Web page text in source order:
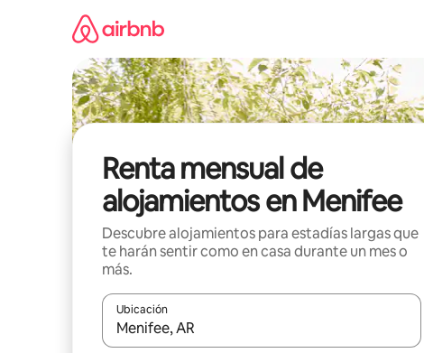
Renta mensual de
alojamientos en Menifee
Descubre alojamientos para estadías largas que
te harán sentir como en casa durante un mes o
más.
Ubicación
Cuando los resultados estén disponibles, navega